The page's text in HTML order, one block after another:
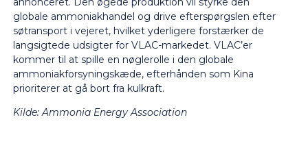
globale ammoniakhandel og drive efterspørgslen efter
søtransport i vejeret, hvilket yderligere forstærker de
langsigtede udsigter for VLAC-markedet. VLAC’er
kommer til at spille en nøglerolle i den globale
ammoniakforsyningskæde, efterhånden som Kina
prioriterer at gå bort fra kulkraft.
Kilde: Ammonia Energy Association